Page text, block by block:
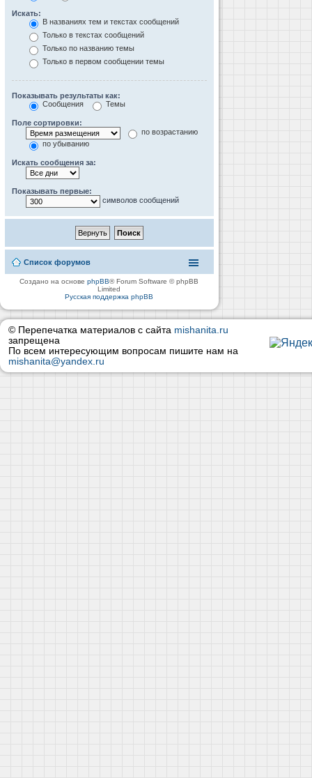
Искать:
В названиях тем и текстах сообщений
Только в текстах сообщений
Только по названию темы
Только в первом сообщении темы
Показывать результаты как:
Сообщения
Темы
Поле сортировки:
по возрастанию
по убыванию
Искать сообщения за:
Показывать первые:
символов сообщений
Список форумов
Создано на основеphpBB® Forum Software © phpBB
Limited
Русская поддержка phpBB
© Перепечатка материалов с сайта mishanita.ru
запрещена
По всем интересующим вопросам пишите нам на
mishanita@yandex.ru